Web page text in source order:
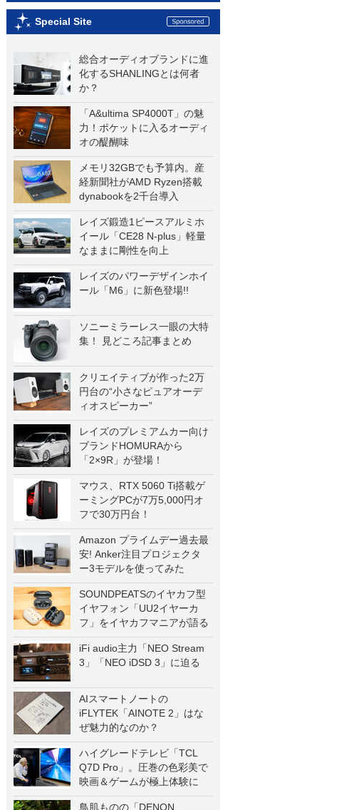
Special Site
総合オーディオブランドに進
化するSHANLINGとは何者
か？
「A&ultima SP4000T」の魅
力！ポケットに入るオーディ
オの醍醐味
メモリ32GBでも予算内。産
経新聞社がAMD Ryzen搭載
dynabookを2千台導入
レイズ鍛造1ピースアルミホ
イール「CE28 N-plus」軽量
なままに剛性を向上
レイズのパワーデザインホイ
ール「M6」に新色登場!!
ソニーミラーレス一眼の大特
集！ 見どころ記事まとめ
クリエイティブが作った2万
円台の“小さなピュアオーデ
ィオスピーカー”
レイズのプレミアムカー向け
ブランドHOMURAから
「2×9R」が登場！
マウス、RTX 5060 Ti搭載ゲ
ーミングPCが7万5,000円オ
フで30万円台！
Amazon プライムデー過去最
安! Anker注目プロジェクタ
ー3モデルを使ってみた
SOUNDPEATSのイヤカフ型
イヤフォン「UU2イヤーカ
フ」をイヤカフマニアが語る
iFi audio主力「NEO Stream
3」「NEO iDSD 3」に迫る
AIスマートノートの
iFLYTEK「AINOTE 2」はな
ぜ魅力的なのか？
ハイグレードテレビ「TCL
Q7D Pro」。圧巻の色彩美で
映画＆ゲームが極上体験に
鳥肌ものの「DENON